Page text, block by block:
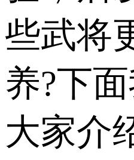
些武将
养?下
大家介